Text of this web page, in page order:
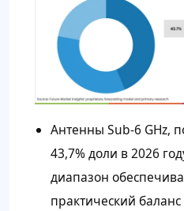
Антенны Sub-6 GHz,
43,7% доли в 2026
диапазон
практический